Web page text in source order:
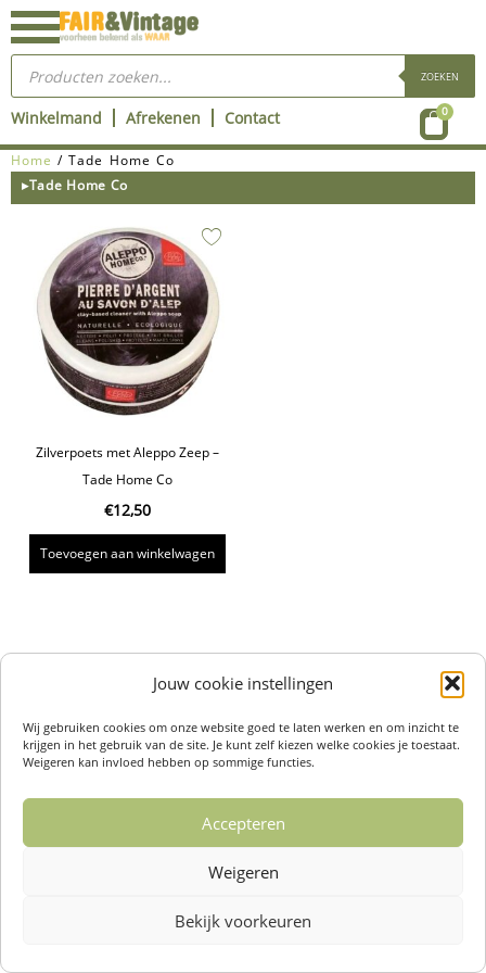
Jouw cookie instellingen
Wij gebruiken cookies om onze website goed te laten werken en om inzicht te
krijgen in het gebruik van de site. Je kunt zelf kiezen welke cookies je toestaat.
Weigeren kan invloed hebben op sommige functies.
Accepteren
Weigeren
Bekijk voorkeuren
Ga
naar
inhoud
Producten
zoeken ZOEKEN
Winkelmand Afrekenen Contact 0
Home / Tade Home Co
▸Tade Home Co
Zilverpoets met Aleppo Zeep –
Tade Home Co
€12,50
Toevoegen aan winkelwagen